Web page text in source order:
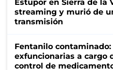
Estupor en Sierra de la
streaming y murió de
transmisión
Fentanilo
exfuncionarias a cargo
control de